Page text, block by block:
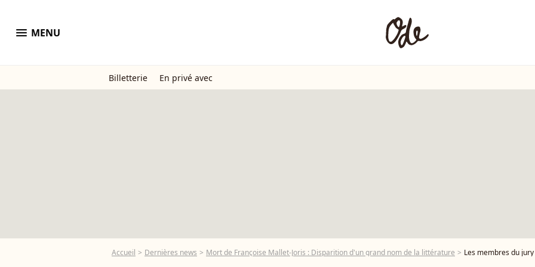
menu MENU
Billetterie En privé avec
Accueil Dernières news Mort de Françoise Mallet-Joris : Disparition d'un grand nom de la littérature Les membres du jury de l'Académie en Goncourt 2008 : Jorge Semprun, Michel